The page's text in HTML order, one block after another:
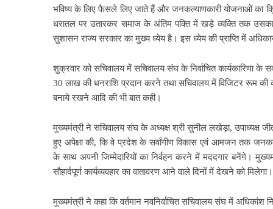
भविष्य के लिए फैसले लिए जाते हैं और जनकल्याणकारी योजनाओं का
धरातल पर उतारकर समाज के अंतिम पक्ति में खड़े व्यक्ति तक उसका
सुशासन राज्य सरकार का मुख्य ध्येय है। इस ध्येय की प्राप्ति में
शुक्रवार को सचिवालय में सचिवालय संघ के निर्वाचित कार्यकारिणा
30 लाख की धनराशि प्रदान करने तथा सचिवालय में विजिटर रूम की
बनाये रखने आदि की भी बात कही।
मुख्यमंत्री ने सचिवालय संघ के अध्यक्ष श्री सुनील लखेड़ा, उपाध्यक्ष
हुए अपेक्षा की, कि वे प्रदेश के सर्वांगीण विकास एवं आमजन तक
के साथ अपनी जिम्मेदारियों का निर्वहन करने में मददगार बनेंगे।
सौहार्दपूर्ण कार्यव्यवहार का वातावरण आने वाले दिनों में देखने को मिलेगा।
मुख्यमंत्री ने कहा कि वर्तमान नवनिर्वाचित सचिवालय संघ में अधिकांश